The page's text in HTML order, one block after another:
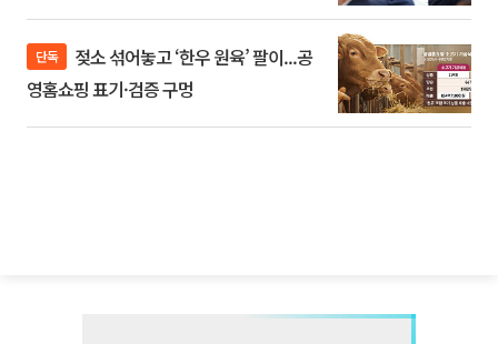
단독
영홈쇼핑 표기·검증 구멍